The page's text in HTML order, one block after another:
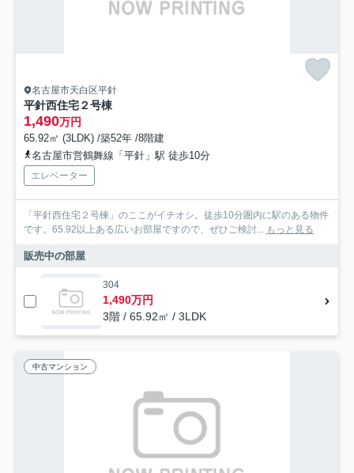
名古屋市天白区平針
平針西住宅２号棟
1,490万円
65.92㎡ (3LDK) /築52年 /8階建
名古屋市営鶴舞線「平針」駅 徒歩10分
エレベーター
「平針西住宅２号棟」のここがイチオシ。徒歩10分圏内に駅のある物件
です。65.92以上ある広いお部屋ですので、ぜひご検討... もっと見る
販売中の部屋
304
1,490万円
3階 / 65.92㎡ / 3LDK
中古マンション